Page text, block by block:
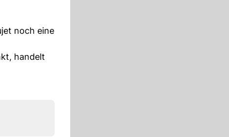
noch eine
handelt